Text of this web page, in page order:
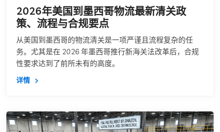
2026年美国到墨西哥物流最新清关政
策、流程与合规要点
从美国到墨西哥的物流清关是一项严谨且流程复杂的任
务。尤其是在 2026 年墨西哥推行新海关法改革后，合规
性要求达到了前所未有的高度。
详情